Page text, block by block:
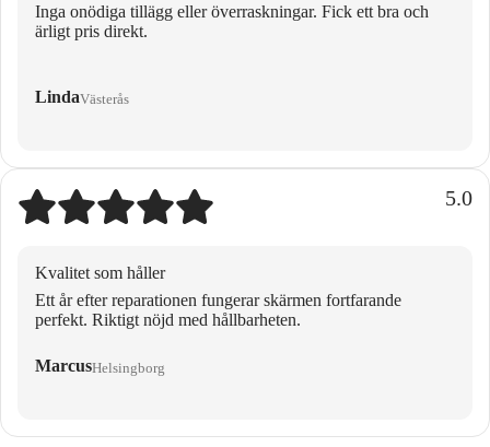
Inga onödiga tillägg eller överraskningar. Fick ett bra och
ärligt pris direkt.
LindaVästerås
5.0
Kvalitet som håller
Ett år efter reparationen fungerar skärmen fortfarande
perfekt. Riktigt nöjd med hållbarheten.
MarcusHelsingborg